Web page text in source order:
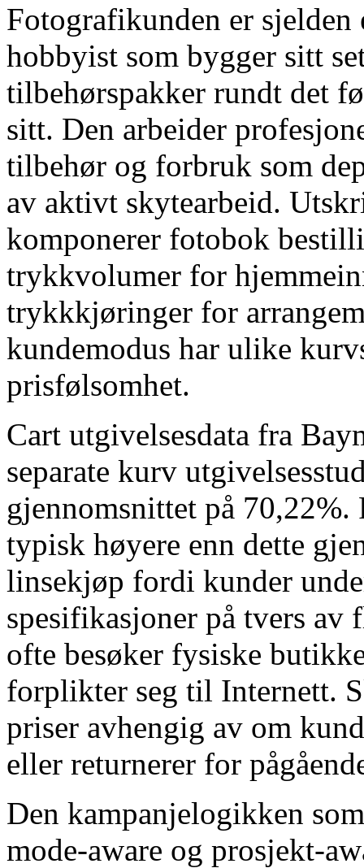
Fotografikunden er sjelden
hobbyist som bygger sitt
tilbehørspakker rundt det
sitt. Den arbeider
tilbehør og forbruk som
av aktivt skytearbeid.
komponerer fotobok
trykkvolumer for
trykkkjøringer for
kundemodus har ulike
prisfølsomhet.
Cart utgivelsesdata fra
separate kurv
gjennomsnittet på
typisk høyere enn dette
linsekjøp fordi kunder
spesifikasjoner på tvers av
ofte besøker fysiske
forplikter seg til Internett.
priser avhengig av om
eller returnerer for
Den kampanjelogikken
mode-aware og prosjekt-